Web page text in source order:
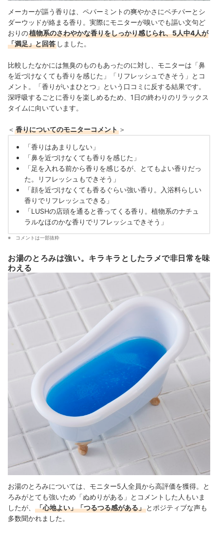
メーカーが謳う香りは、ペパーミントの爽やかさにベチパーとシ
ダーウッドが絡まる香り。実際にモニターが嗅いでも謳い文句ど
おりの植物系のさわやかな香りをしっかり感じられ、5人中4人が
「満足」と回答 しました。
比較したなかには無臭のものもあったのに対し、モニターは「鼻
を近づけなくても香りを感じた」「リフレッシュできそう」とコ
メント。「香りがいまひとつ」という口コミに反する結果です。
深呼吸するごとに香りを楽しめるため、1日の終わりのリラックス
タイムに向いています。
＜ 香りについてのモニターコメント ＞
「香りはあまりしない」
「鼻を近づけなくても香りを感じた」
「足を入れる前から香りを感じるが、とてもよい香りだっ
た。リフレッシュもできそう」
「顔を近づけなくても香るぐらい強い香り。入浴料らしい
香りでリフレッシュできる」
「LUSHの店頭を通ると香ってくる香り。植物系のナチュ
ラルなほのかな香りでリフレッシュできそう」
コメントは一部抜粋
お湯のとろみは強い。キラキラとしたラメで非日常を味
わえる
お湯のとろみについては、モニター5人全員から高評価を獲得。と
ろみがとても強いため「ぬめりがある」とコメントした人もいま
したが、
「心地よい」「つるつる感がある」 とポジティブな声も
多数聞かれました。